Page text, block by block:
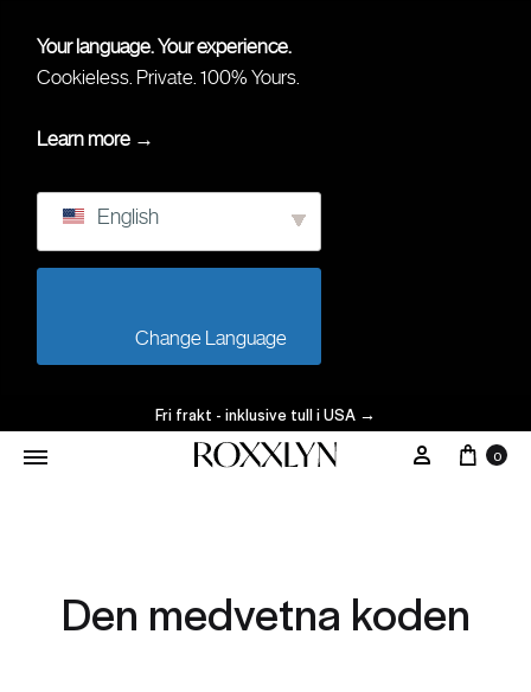
Your language. Your experience.
Cookieless. Private. 100% Yours.
Learn more →
English
Fri frakt - inklusive tull i USA →
0
Den medvetna koden